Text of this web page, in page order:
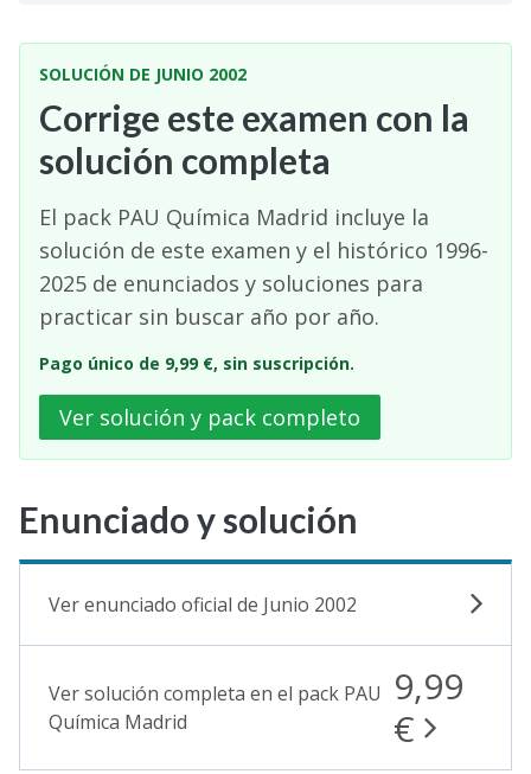
SOLUCIÓN DE JUNIO 2002
Corrige este examen con la
solución completa
El pack PAU Química Madrid incluye la
solución de este examen y el histórico 1996-
2025 de enunciados y soluciones para
practicar sin buscar año por año.
Pago único de 9,99 €, sin suscripción.
Ver solución y pack completo
Enunciado y solución
Ver enunciado oficial de Junio 2002
Ver solución completa en el pack PAU
Química Madrid
9,99
€